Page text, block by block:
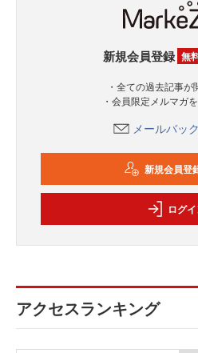
新規会員登録 無
・全ての過去記事
・会員限定メルマガ
メールバッ
新規会員登
ログ
アクセスランキング